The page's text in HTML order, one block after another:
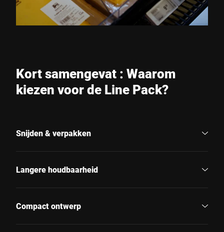
Kort samengevat : Waarom
kiezen voor de Line Pack?
Snijden & verpakken
Langere houdbaarheid
Compact ontwerp